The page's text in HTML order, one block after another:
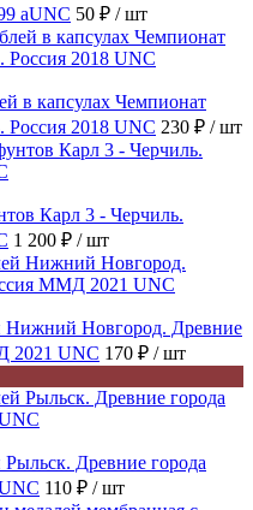
aUNC 50 ₽ / шт
в капсулах Чемпионат
Россия 2018 UNC 230 ₽ / шт
Карл 3 - Черчиль.
1 200 ₽ / шт
Нижний Новгород. Древние
2021 UNC 170 ₽ / шт
Древние города
110 ₽ / шт